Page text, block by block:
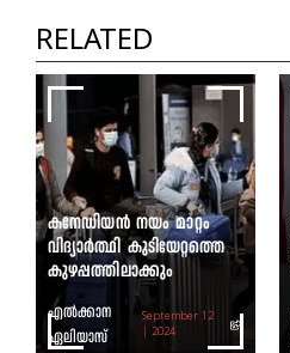
RELATED
കനേഡിയന്‍ നയം മാറ്റം
വിദ്യാര്‍ത്ഥി കുടിയേറ്റത്തെ
കുഴപ്പത്തിലാക്കും
എൽക്കാന
ഏലിയാസ്
September 12
| 2024